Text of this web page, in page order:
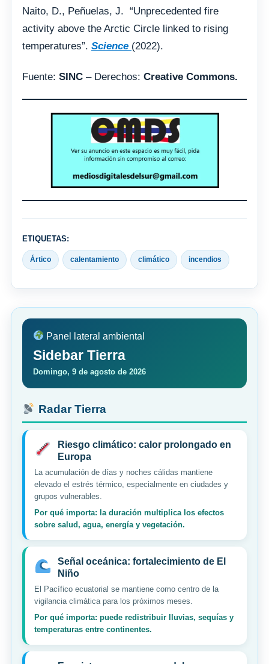
Naito, D., Peñuelas, J. “Unprecedented fire
activity above the Arctic Circle linked to rising
temperatures”. Science (2022).
Fuente: SINC – Derechos: Creative Commons.
ETIQUETAS:
Ártico calentamiento climático incendios
Panel lateral ambiental
Sidebar Tierra
Domingo, 9 de agosto de 2026
Radar Tierra
Riesgo climático: calor prolongado en
Europa
La acumulación de días y noches cálidas mantiene
elevado el estrés térmico, especialmente en ciudades y
grupos vulnerables.
Por qué importa: la duración multiplica los efectos
sobre salud, agua, energía y vegetación.
Señal oceánica: fortalecimiento de El
Niño
El Pacífico ecuatorial se mantiene como centro de la
vigilancia climática para los próximos meses.
Por qué importa: puede redistribuir lluvias, sequías y
temperaturas entre continentes.